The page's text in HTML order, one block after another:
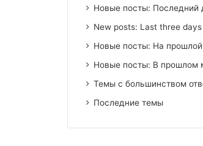
Новые посты: Последний
New posts: Last three days
Новые посты: На
Новые посты: В прошлом
Темы с большинством
Последние темы